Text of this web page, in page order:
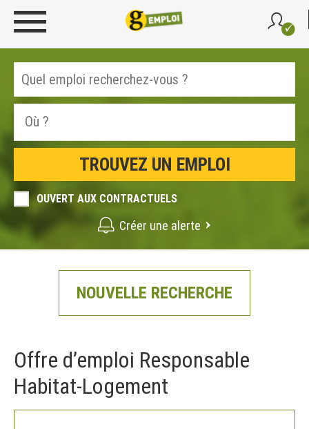
OUVERT AUX CONTRACTUELS
Créer une alerte
NOUVELLE RECHERCHE
Offre d’emploi Responsable
Habitat-Logement